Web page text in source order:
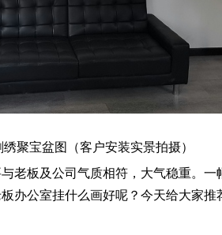
绣聚宝盆图
（客户安装实景拍摄）
老板及公司气质相符，大气稳重。一
办公室挂什么画好呢？今天给大家